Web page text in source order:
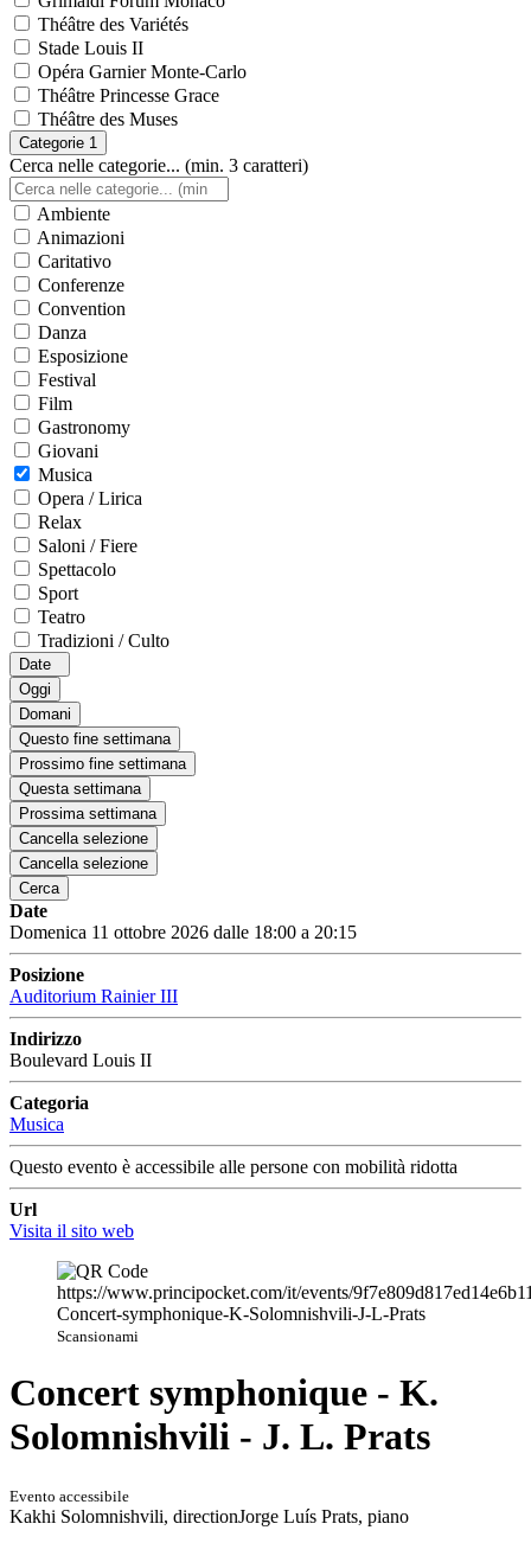
Théâtre des Variétés
Stade Louis II
Opéra Garnier Monte-Carlo
Théâtre Princesse Grace
Théâtre des Muses
Categorie 1
Cerca nelle categorie... (min. 3 caratteri)
Ambiente
Animazioni
Caritativo
Conferenze
Convention
Danza
Esposizione
Festival
Film
Gastronomy
Giovani
Musica
Opera / Lirica
Relax
Saloni / Fiere
Spettacolo
Sport
Teatro
Tradizioni / Culto
Date
Oggi
Domani
Questo fine settimana
Prossimo fine settimana
Questa settimana
Prossima settimana
Cancella selezione
Cancella selezione
Cerca
Date
Domenica 11 ottobre 2026 dalle 18:00 a 20:15
Posizione
Auditorium Rainier III
Indirizzo
Boulevard Louis II
Categoria
Musica
Questo evento è accessibile alle persone con mobilità ridotta
Url
Visita il sito web
Scansionami
Concert symphonique - K.
Solomnishvili - J. L. Prats
Evento accessibile
Kakhi Solomnishvili, directionJorge Luís Prats, piano